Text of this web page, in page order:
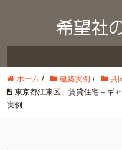
ホーム / 建築実例 / 共
東京都江東区 賃貸住宅＋ギ
実例